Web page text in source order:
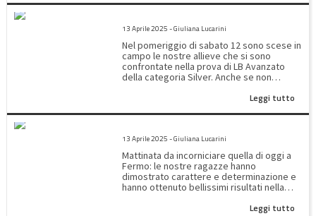
13 Aprile 2025 - Giuliana Lucarini
Nel pomeriggio di sabato 12 sono scese in
campo le nostre allieve che si sono
confrontate nella prova di LB Avanzato
della categoria Silver. Anche se non
nostre moschettiere hanno migliorato
progressiva padronanza del programma
Rossini all'8° posto con un totale di 68,250
bravissima!!! una delle migliori al volteggio
!!! Tra le A5 Beatrice Jiang fa un po' meglio
di Viola Bravi e ad un soffio l' una dall' altra
terminano al 12° ( 66,400) e al 13° posto
(66.100) complimenti!! siete nella giusta
direzione Le classifiche evidenziano che
Leggi tutto
13 Aprile 2025 - Giuliana Lucarini
Mattinata da incorniciare quella di oggi a
Fermo: le nostre ragazze hanno
dimostrato carattere e determinazione e
hanno ottenuto bellissimi risultati nella
Avanzato.Categoria A2 podio tuttoLeggi tutto